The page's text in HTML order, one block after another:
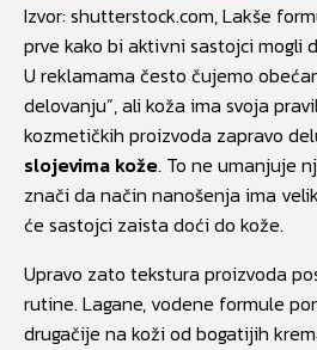
Izvor: shutterstock.com, Lakše
prve kako bi aktivni sastojci mogli
U reklamama često čujemo
delovanju”, ali koža ima svoja
kozmetičkih proizvoda zapravo
slojevima kože. To ne umanjuje
znači da način nanošenja ima
će sastojci zaista doći do kože.
Upravo zato tekstura proizvoda
rutine. Lagane, vodene formule
drugačije na koži od bogatijih